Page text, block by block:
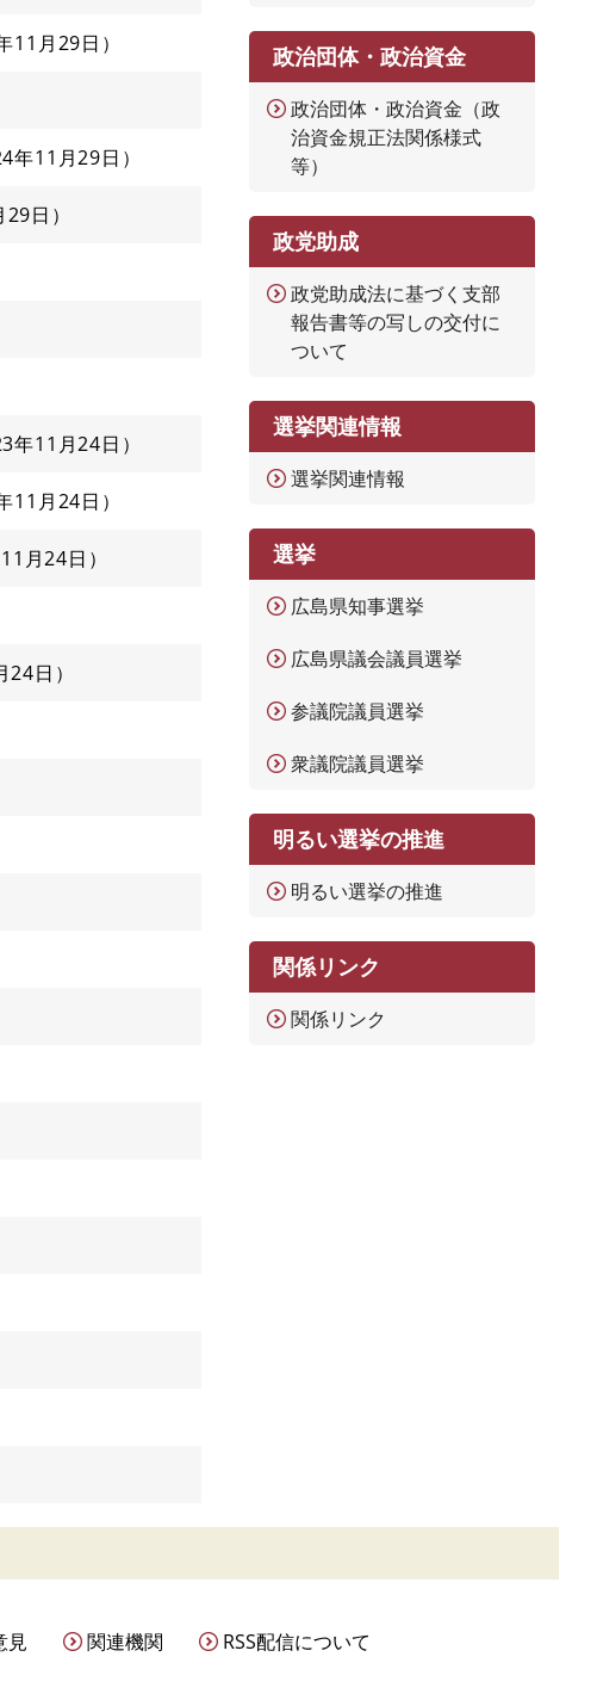
11月29日
年11月29日
29日
年11月24日
11月24日
月24日
24日
政治団体・政治資金
政治団体・政治資金（政
治資金規正法関係様式
等）
政党助成
政党助成法に基づく支部
報告書等の写しの交付に
ついて
選挙関連情報
選挙関連情報
選挙
広島県知事選挙
広島県議会議員選挙
参議院議員選挙
衆議院議員選挙
明るい選挙の推進
明るい選挙の推進
関係リンク
関係リンク
見 関連機関 RSS配信について